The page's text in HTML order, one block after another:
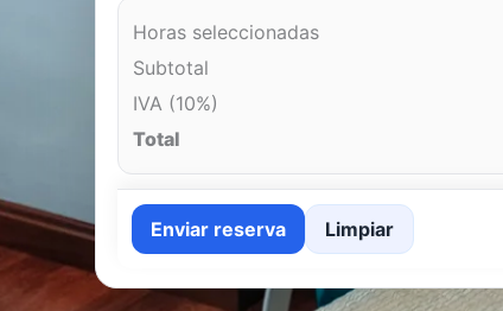
Horas seleccionadas
Subtotal
IVA (10%)
Total
Enviar reserva Limpiar